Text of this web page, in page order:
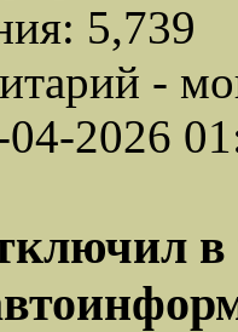
5,739
-
2026
в